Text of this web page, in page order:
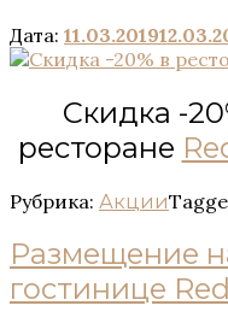
Дата: 11.03.2019
Скидка -
ресторане
Рубрика: Акции
Размещение
гостинице